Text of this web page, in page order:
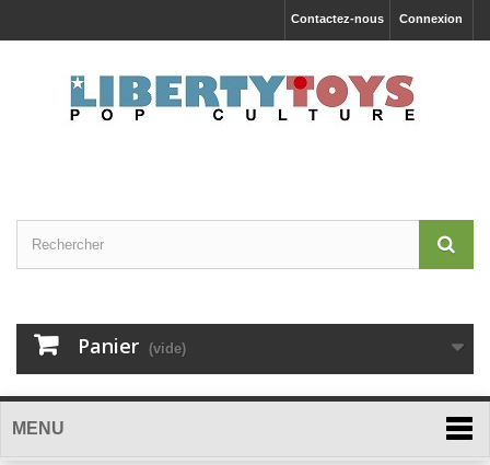
Connexion
Contactez-nous
Panier (vide)
MENU